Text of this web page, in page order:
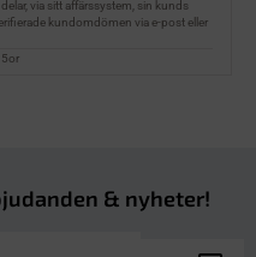
& nyheter!